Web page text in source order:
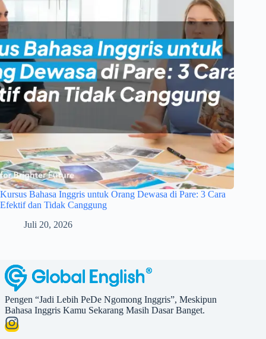
Kursus Bahasa Inggris untuk Orang Dewasa di Pare: 3 Cara
Efektif dan Tidak Canggung
Juli 20, 2026
Pengen “Jadi Lebih PeDe Ngomong Inggris”, Meskipun
Bahasa Inggris Kamu Sekarang Masih Dasar Banget.